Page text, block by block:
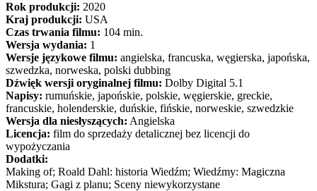
Rok produkcji: 2020
Kraj produkcji: USA
Czas trwania filmu: 104 min.
Wersja wydania: 1
Wersje językowe filmu: angielska, francuska, węgierska, japońska,
szwedzka, norweska, polski dubbing
Dźwięk wersji oryginalnej filmu: Dolby Digital 5.1
Napisy: rumuńskie, japońskie, polskie, węgierskie, greckie,
francuskie, holenderskie, duńskie, fińskie, norweskie, szwedzkie
Wersja dla niesłyszących: Angielska
Licencja: film do sprzedaży detalicznej bez licencji do
wypożyczania
Dodatki:
Making of; Roald Dahl: historia Wiedźm; Wiedźmy: Magiczna
Mikstura; Gagi z planu; Sceny niewykorzystane